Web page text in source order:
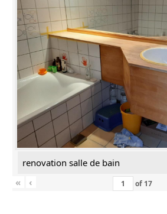
renovation salle de bain
«
‹ of 17